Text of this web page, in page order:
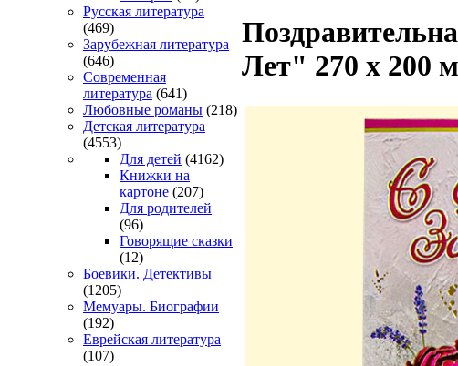
Русская литература
(469)
Зарубежная литература
(646)
Современная
литература (641)
Любовные романы (218)
Детская литература
(4553)
Для детей (4162)
Книжки на
картоне (207)
Для родителей
(96)
Говорящие сказки
(12)
Боевики. Детективы
(1205)
Мемуары. Биографии
(192)
Еврейская литература
(107)
Лет" 270 х 200